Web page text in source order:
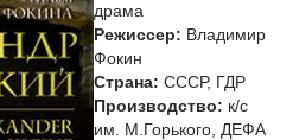
драма
Режиссер: Владимир
Фокин
Страна: CCСР, ГДР
Производство: к/с
им. М.Горького, ДЕФА